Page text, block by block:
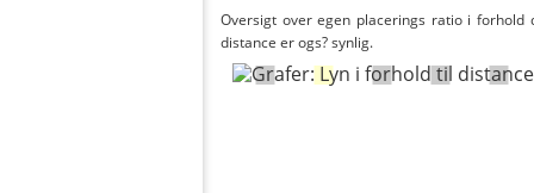
Oversigt over egen placerings ratio i
distance er ogs? synlig.